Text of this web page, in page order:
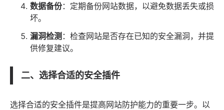
数据备份：定期备份网站数据，以避免数据丢失或损
坏。
漏洞检测 ：检查网站是否存在已知的安全漏洞，并提
供修复建议。
二、选择合适的安全插件
选择合适的安全插件是提高网站防护能力的重要一步。以